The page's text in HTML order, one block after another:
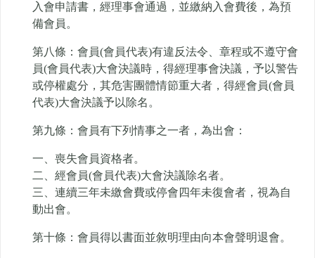
入會申請書，經理事會通過，並繳納入會費後，為預
備會員。
第八條：會員(會員代表)有違反法令、章程或不遵守會
員(會員代表)大會決議時，得經理事會決議，予以警告
或停權處分，其危害團體情節重大者，得經會員(會員
代表)大會決議予以除名。
第九條：會員有下列情事之一者，為出會：
一、喪失會員資格者。
二、經會員(會員代表)大會決議除名者。
三、連續三年未繳會費或停會四年未復會者，視為自
動出會。
第十條：會員得以書面並敘明理由向本會聲明退會。